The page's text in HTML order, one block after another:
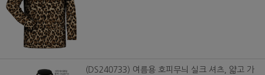
(DS240733) 여름용 호피무늬 실크 셔츠, 얇고 가